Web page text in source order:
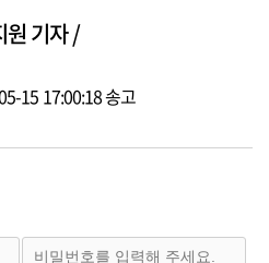
원 기자 /
15 17:00:18 송고